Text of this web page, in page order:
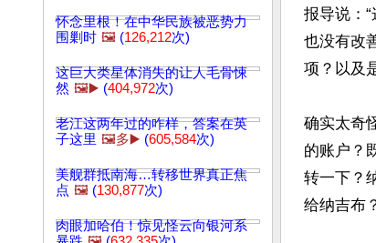
怀念里根！在中华民族被恶势力
围剿时 🖼️ (126,212次)
这巨大类星体消失的让人毛骨悚
然 🖼️▶️ (404,972次)
老江这两年过的咋样，答案在英
子这里 🖼️多▶️ (605,584次)
美舰群抵南海…转移世界真正焦
点 🖼️ (130,877次)
肉眼加哈伯！惊见怪云向银河系
报导说：
也没有改
项？以及
确实太奇
的账户？
转一下？
给纳吉布